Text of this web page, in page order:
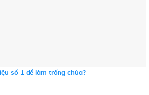
số 1 để làm trống chùa?